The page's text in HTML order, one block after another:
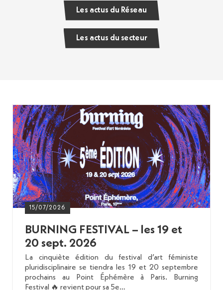
Les actus du Réseau
Les actus du secteur
15/07/2026
BURNING FESTIVAL – les 19 et
20 sept. 2026
La cinquiète édition du festival d’art féministe
pluridisciplinaire se tiendra les 19 et 20 septembre
prochains au Point Éphémère à Paris. Burning
Festival 🔥 revient pour sa 5e…